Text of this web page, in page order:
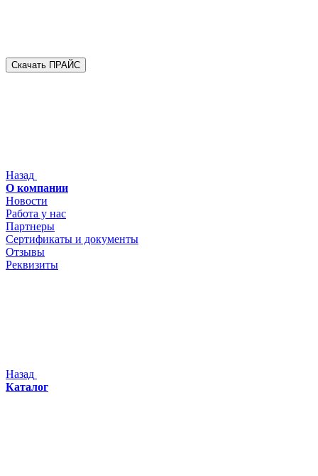
Скачать ПРАЙС
Назад
О компании
Новости
Работа у нас
Партнеры
Сертификаты и документы
Отзывы
Реквизиты
Назад
Каталог